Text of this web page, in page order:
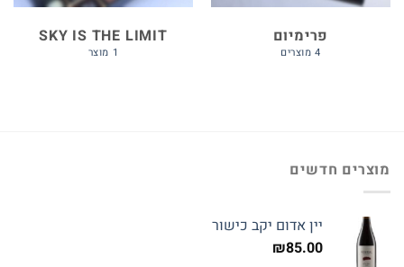
פרימיום
4 מוצרים
SKY IS THE LIMIT
1 מוצר
מוצרים חדשים
יין אדום יקב כישור
₪85.00